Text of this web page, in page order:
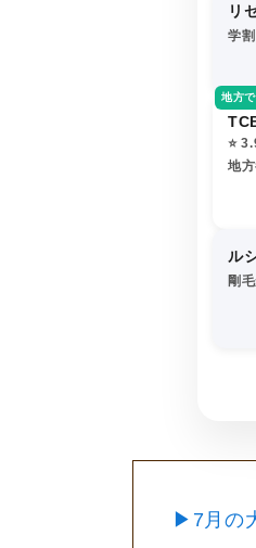
リ
学
地方
⭐️
地
ル
剛
▶7月の